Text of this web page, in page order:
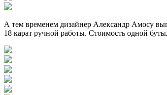
А тем временем дизайнер Александр Амосу
18 карат ручной работы. Стоимость одной